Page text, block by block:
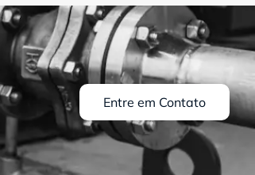
Filtro abrandador de água
Filtro abrandador de água
dura
Filtro abrandador de
calcário
Filtro abrandador
residencial
Filtro cartucho carvão
ativado
Entre em Contato